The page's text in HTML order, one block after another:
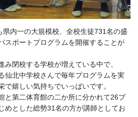
内一の大規模校、全校生徒731名の盛
スポートプログラムを開催することが
み閉校する学校が増えている中で、
仙北中学校さんで毎年プログラムを実
で嬉しい気持ちでいっぱいです。
と第二体育館の二か所に分かれて26ブ
めとした総勢31名の方が講師としてお